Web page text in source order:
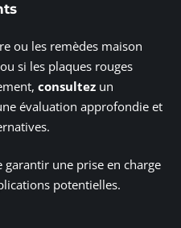
ou les remèdes maison
si les plaques rouges
consultez un
évaluation approfondie et
garantir une prise en charge
potentielles.